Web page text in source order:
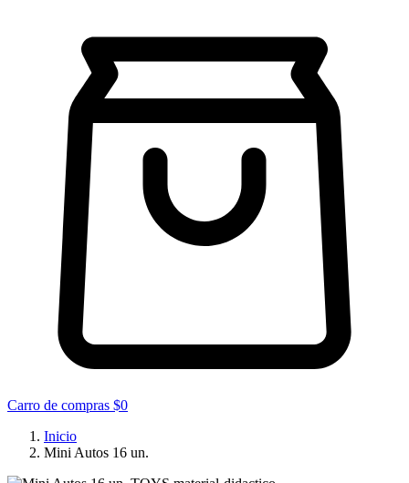
Carro de compras $0
Inicio
Mini Autos 16 un.